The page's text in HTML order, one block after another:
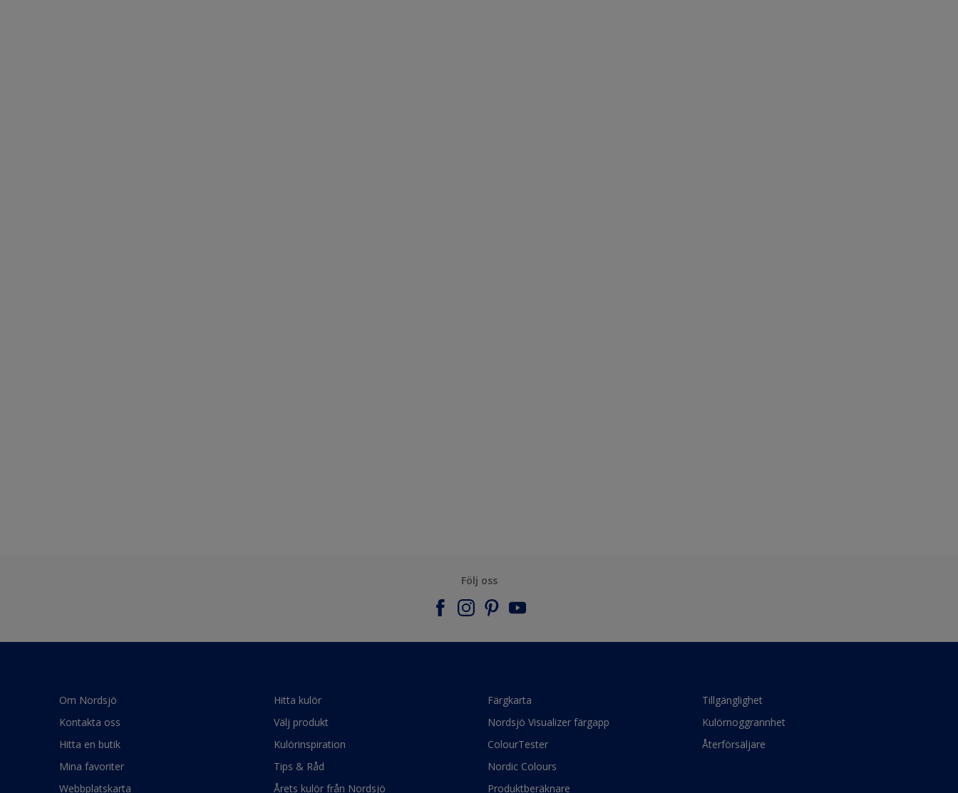
Följ oss
Om Nordsjö
Kontakta oss
Hitta en butik
Mina favoriter
Webbplatskarta
Hitta kulör
Välj produkt
Kulörinspiration
Tips & Råd
Årets kulör från Nordsjö
Färgkarta
Nordsjö Visualizer färgapp
ColourTester
Nordic Colours
Produktberäknare
Tillgänglighet
Kulörnoggrannhet
Återförsäljare